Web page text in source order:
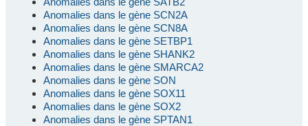
Anomalies dans le gène SCN2A
Anomalies dans le gène SCN8A
Anomalies dans le gène SETBP1
Anomalies dans le gène SHANK2
Anomalies dans le gène SMARCA2
Anomalies dans le gène SON
Anomalies dans le gène SOX11
Anomalies dans le gène SOX2
Anomalies dans le gène SPTAN1